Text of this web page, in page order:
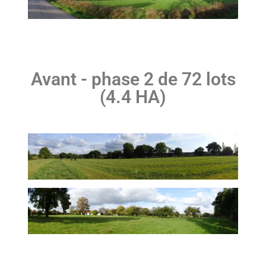
Avant - phase 2 de 72 lots
(4.4 HA)